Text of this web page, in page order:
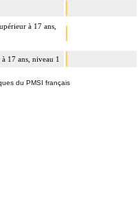
à 17 ans,
17 ans, niveau 1
du PMSI français